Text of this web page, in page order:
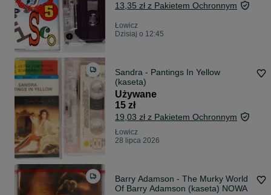
13,35 zł z Pakietem Ochronnym
Łowicz
Dzisiaj o 12:45
Sandra - Pantings In Yellow
(kaseta)
Używane
15 zł
19,03 zł z Pakietem Ochronnym
Łowicz
28 lipca 2026
Barry Adamson - The Murky World
Of Barry Adamson (kaseta) NOWA